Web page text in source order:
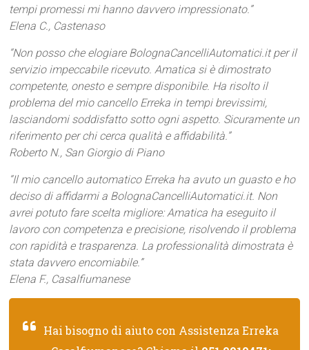
tempi promessi mi hanno davvero impressionato.”
Elena C., Castenaso
“Non posso che elogiare BolognaCancelliAutomatici.it per il
servizio impeccabile ricevuto. Amatica si è dimostrato
competente, onesto e sempre disponibile. Ha risolto il
problema del mio cancello Erreka in tempi brevissimi,
lasciandomi soddisfatto sotto ogni aspetto. Sicuramente un
riferimento per chi cerca qualità e affidabilità.”
Roberto N., San Giorgio di Piano
“Il mio cancello automatico Erreka ha avuto un guasto e ho
deciso di affidarmi a BolognaCancelliAutomatici.it. Non
avrei potuto fare scelta migliore: Amatica ha eseguito il
lavoro con competenza e precisione, risolvendo il problema
con rapidità e trasparenza. La professionalità dimostrata è
stata davvero encomiabile.”
Elena F., Casalfiumanese
Hai bisogno di aiuto con Assistenza Erreka